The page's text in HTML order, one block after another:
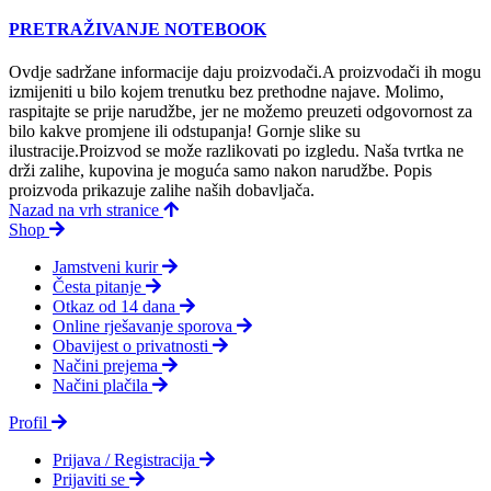
PRETRAŽIVANJE NOTEBOOK
Ovdje sadržane informacije daju proizvodači.A proizvodači ih mogu
izmijeniti u bilo kojem trenutku bez prethodne najave. Molimo,
raspitajte se prije narudžbe, jer ne možemo preuzeti odgovornost za
bilo kakve promjene ili odstupanja! Gornje slike su
ilustracije.Proizvod se može razlikovati po izgledu. Naša tvrtka ne
drži zalihe, kupovina je moguća samo nakon narudžbe. Popis
proizvoda prikazuje zalihe naših dobavljača.
Nazad na vrh stranice
Shop
Jamstveni kurir
Česta pitanje
Otkaz od 14 dana
Online rješavanje sporova
Obavijest o privatnosti
Načini prejema
Načini plačila
Profil
Prijava / Registracija
Prijaviti se